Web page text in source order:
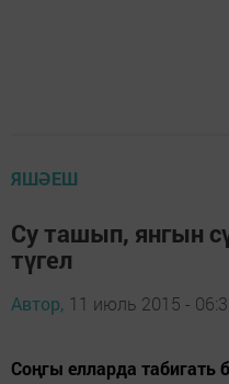
ЯШӘЕШ
Су ташып, янгын
түгел
Автор, 11 июль 2015 -
Соңгы елларда табигать